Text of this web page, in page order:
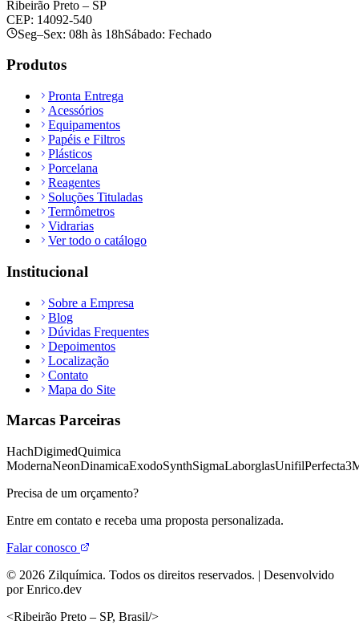
Ribeirão Preto – SP
CEP: 14092-540
Seg–Sex: 08h às 18hSábado: Fechado
Produtos
Pronta Entrega
Acessórios
Equipamentos
Papéis e Filtros
Plásticos
Porcelana
Reagentes
Soluções Tituladas
Termômetros
Vidrarias
Ver todo o catálogo
Institucional
Sobre a Empresa
Blog
Dúvidas Frequentes
Depoimentos
Localização
Contato
Mapa do Site
Marcas Parceiras
HachDigimedQuimica
ModernaNeonDinamicaExodoSynthSigmaLaborglasUnifilPerfecta
Precisa de um orçamento?
Entre em contato e receba uma proposta personalizada.
Falar conosco
© 2026 Zilquímica. Todos os direitos reservados. | Desenvolvido
por Enrico.dev
<Ribeirão Preto – SP, Brasil/>